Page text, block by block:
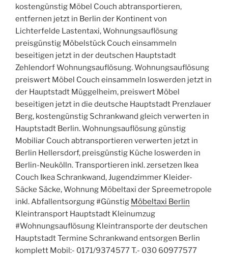
kostengünstig Möbel Couch abtransportieren,
entfernen jetzt in Berlin der Kontinent von
Lichterfelde Lastentaxi, Wohnungsauflösung
preisgünstig Möbelstück Couch einsammeln
beseitigen jetzt in der deutschen Hauptstadt
Zehlendorf Wohnungsauflösung. Wohnungsauflösung
preiswert Möbel Couch einsammeln loswerden jetzt in
der Hauptstadt Müggelheim, preiswert Möbel
beseitigen jetzt in die deutsche Hauptstadt Prenzlauer
Berg, kostengünstig Schrankwand gleich verwerten in
Hauptstadt Berlin. Wohnungsauflösung günstig
Mobiliar Couch abtransportieren verwerten jetzt in
Berlin Hellersdorf, preisgünstig Küche loswerden in
Berlin-Neukölln. Transportieren inkl. zersetzen Ikea
Couch Ikea Schrankwand, Jugendzimmer Kleider-
Säcke Säcke, Wohnung Möbeltaxi der Spreemetropole
inkl. Abfallentsorgung #Günstig Möbeltaxi Berlin
Kleintransport Hauptstadt Kleinumzug
#Wohnungsauflösung Kleintransporte der deutschen
Hauptstadt Termine Schrankwand entsorgen Berlin
komplett Mobil:- 0171/9374577 T.- 030 60977577